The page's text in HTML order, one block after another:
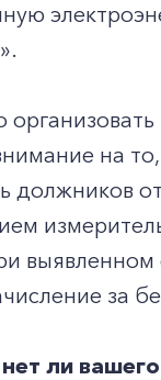
на
должников
за
ли